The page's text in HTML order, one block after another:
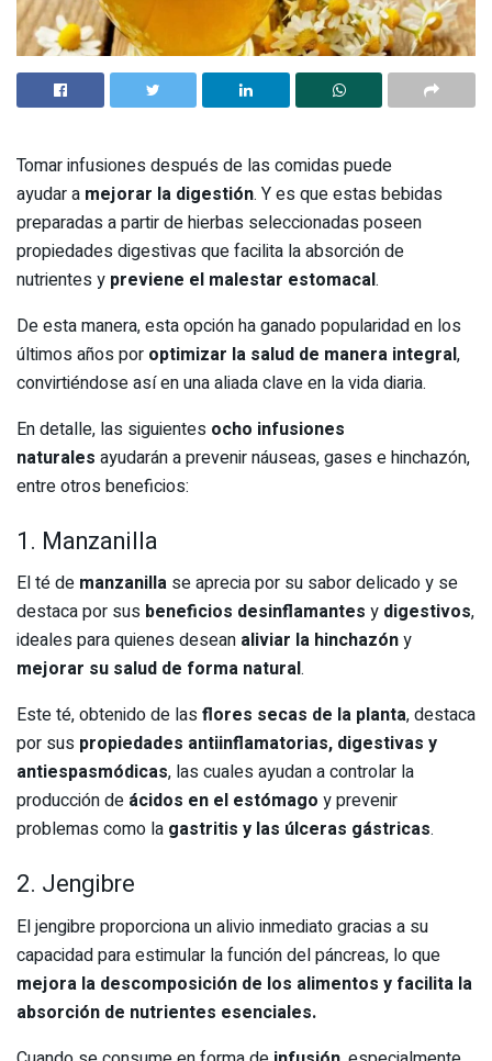
Tomar infusiones después de las comidas puede
ayudar a mejorar la digestión. Y es que estas bebidas
preparadas a partir de hierbas seleccionadas poseen
propiedades digestivas que facilita la absorción de
nutrientes y previene el malestar estomacal.
De esta manera, esta opción ha ganado popularidad en los
últimos años por optimizar la salud de manera integral,
convirtiéndose así en una aliada clave en la vida diaria.
En detalle, las siguientes ocho infusiones
naturales ayudarán a prevenir náuseas, gases e hinchazón,
entre otros beneficios:
1. Manzanilla
El téde manzanilla se aprecia por su sabor delicado y se
destaca por sus beneficios desinflamantes y digestivos,
ideales para quienes desean aliviar la hinchazóny
mejorar su salud de forma natural.
Este té, obtenido de lasflores secas de la planta, destaca
por sus propiedades antiinflamatorias, digestivas y
antiespasmódicas, las cuales ayudan a controlar la
producción de ácidos en el estómago y prevenir
problemas como la gastritis y las úlceras gástricas.
2. Jengibre
El jengibre proporciona un alivio inmediato gracias a su
capacidad para estimular la función del páncreas, lo que
mejora la descomposición de los alimentos y facilita la
absorción de nutrientes esenciales.